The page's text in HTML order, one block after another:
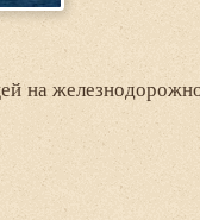
на